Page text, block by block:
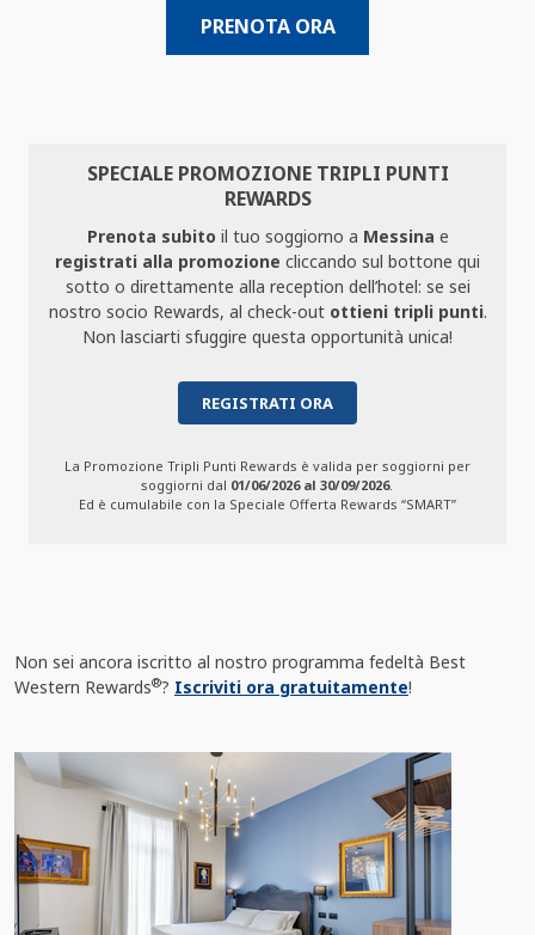
PRENOTA ORA
SPECIALE PROMOZIONE TRIPLI PUNTI
REWARDS
Prenota subito il tuo soggiorno a Messina e
registrati alla promozione cliccando sul bottone qui
sotto o direttamente alla reception dell’hotel: se sei
nostro socio Rewards, al check-out ottieni tripli punti.
Non lasciarti sfuggire questa opportunità unica!
REGISTRATI ORA
La Promozione Tripli Punti Rewards è valida per soggiorni per
soggiorni dal 01/06/2026 al 30/09/2026.
Ed è cumulabile con la Speciale Offerta Rewards “SMART”
Non sei ancora iscritto al nostro programma fedeltà Best
Western Rewards®? Iscriviti ora gratuitamente!